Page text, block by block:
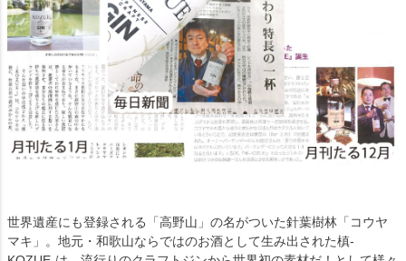
世界遺産にも登録される「高野山」の名がついた針葉樹林「コウヤ
マキ」。地元・和歌山ならではのお酒として生み出された槙-